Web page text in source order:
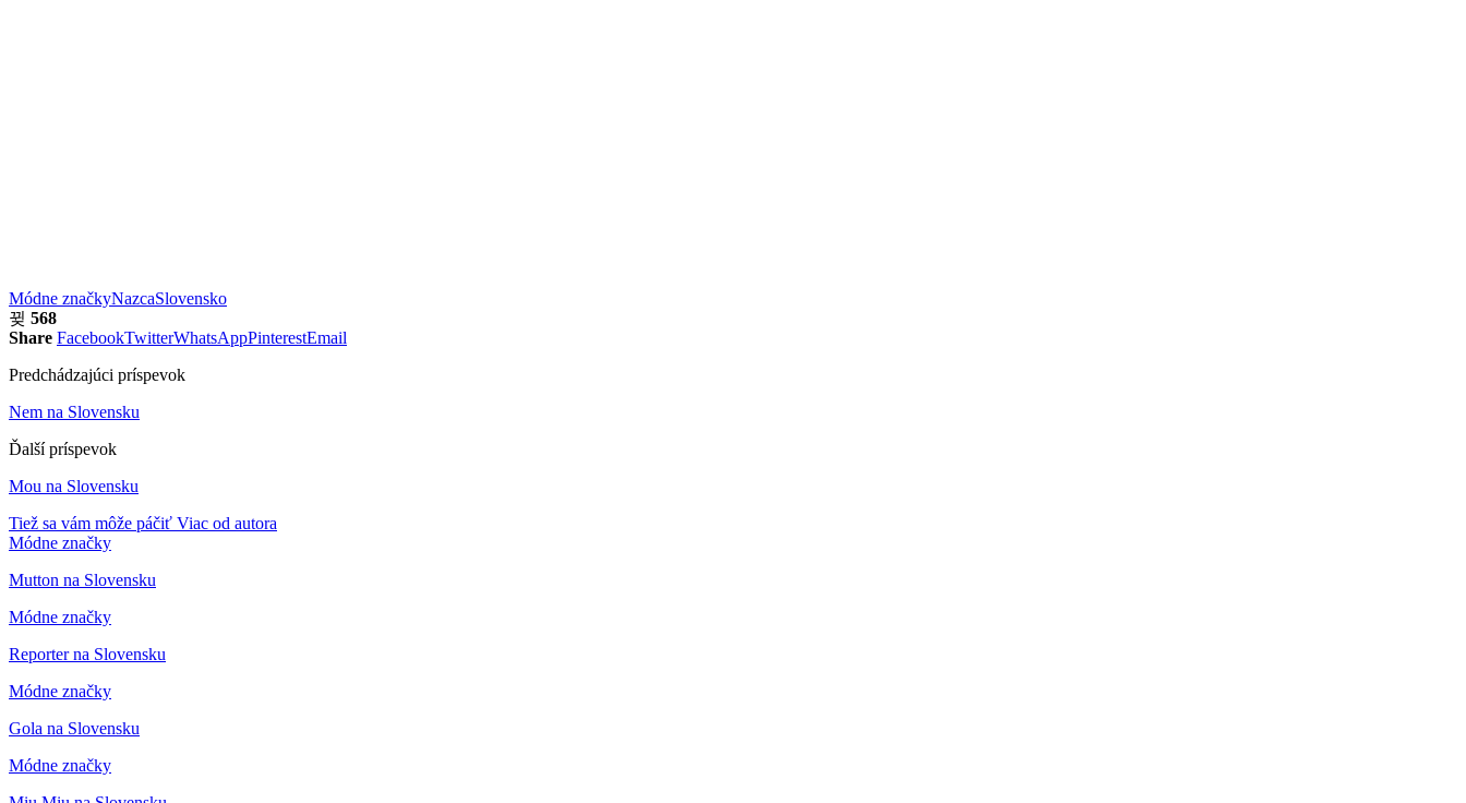
Módne značkyNazcaSlovensko
568
Share FacebookTwitterWhatsAppPinterestEmail
Predchádzajúci príspevok
Nem na Slovensku
Ďalší príspevok
Mou na Slovensku
Tiež sa vám môže páčiť Viac od autora
Módne značky
Mutton na Slovensku
Módne značky
Reporter na Slovensku
Módne značky
Gola na Slovensku
Módne značky